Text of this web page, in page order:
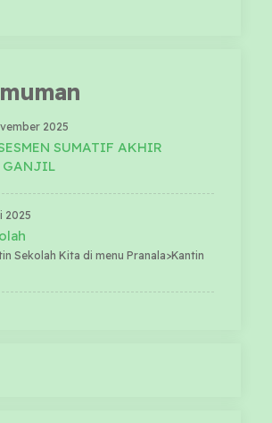
2025
SUMATIF AKHIR
GANJIL
2025
Sekolah Kita di menu Pranala>Kantin